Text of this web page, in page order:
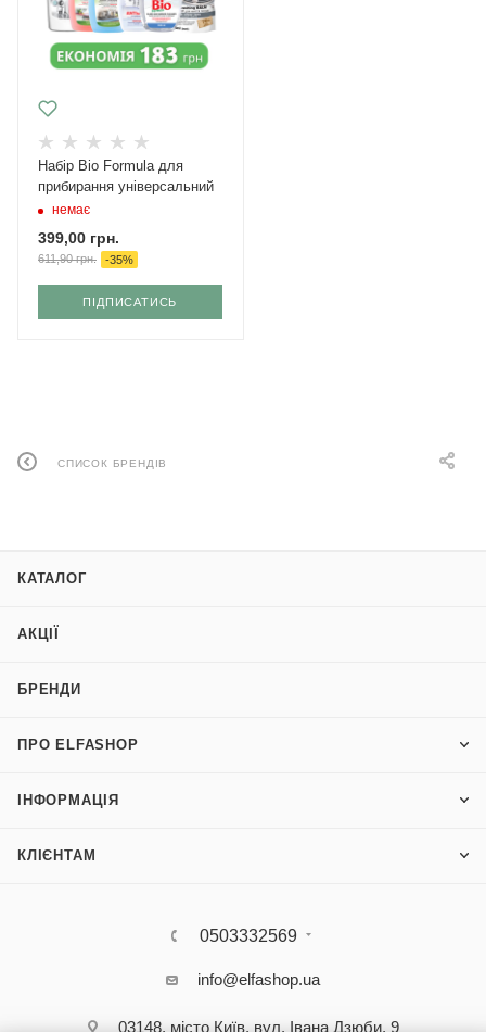
Набір Bio Formula для
прибирання універсальний
немає
399,00 грн.
611,90грн. -35%
ПІДПИСАТИСЬ
СПИСОК БРЕНДІВ
КАТАЛОГ
АКЦІЇ
БРЕНДИ
ПРО ELFASHOP
ІНФОРМАЦІЯ
КЛІЄНТАМ
0503332569
info@elfashop.ua
03148, місто Київ, вул. Івана Дзюби, 9